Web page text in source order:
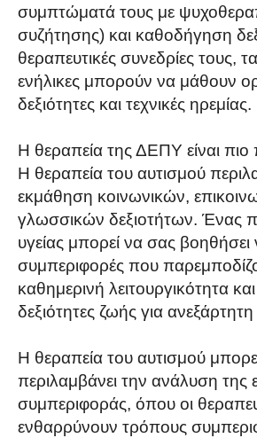
συμπτώματά τους με
συζήτησης) και καθοδήγηση
θεραπευτικές συνεδρίες τους,
ενήλικες μπορούν να μάθουν
δεξιότητες και τεχνικές ηρεμίας.
Η θεραπεία της ΔΕΠΥ είναι πιο
Η θεραπεία του αυτισμού
εκμάθηση κοινωνικών,
γλωσσικών δεξιοτήτων. Ένας
υγείας μπορεί να σας βοηθήσει
συμπεριφορές που
καθημερινή λειτουργικότητα
δεξιότητες ζωής για
Η θεραπεία του αυτισμού
περιλαμβάνει την ανάλυση της
συμπεριφοράς, όπου οι
ενθαρρύνουν τρόπους